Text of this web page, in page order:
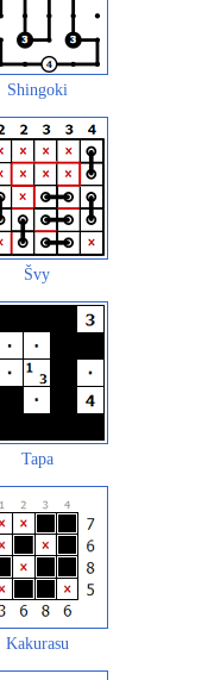
Shingoki
Švy
Tapa
Kakurasu